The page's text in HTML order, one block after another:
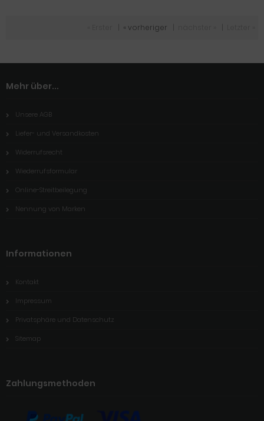
« vorheriger
Mehr über...
Unsere AGB
Liefer- und Versandkosten
Widerrufsrecht
Wiederrufsformular
Online-Streitbeilegung
Nennung von Marken
Informationen
Kontakt
Impressum
Privatsphäre und Datenschutz
Sitemap
Zahlungsmethoden